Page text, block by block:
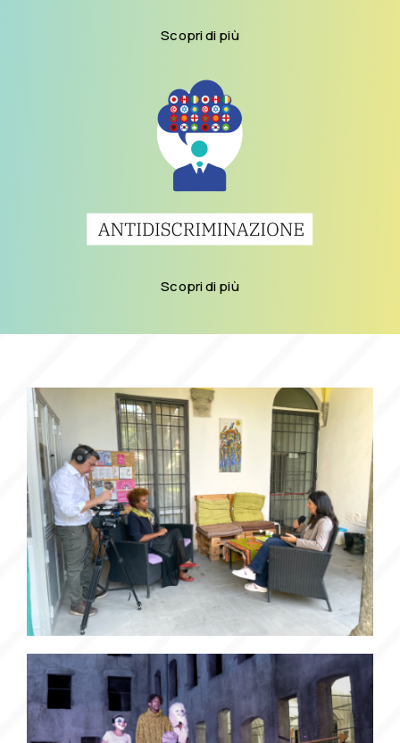
Scopri di più
Scopri di più